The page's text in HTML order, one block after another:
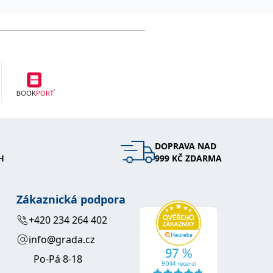
DOPRAVA NAD
999 KČ ZDARMA
Zákaznická podpora
+420 234 264 402
info@grada.cz
Po-Pá 8-18